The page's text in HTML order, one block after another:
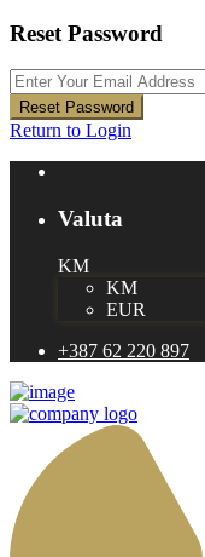
Reset Password
Reset Password
Return to Login
Valuta
KM
KM
EUR
+387 62 220 897